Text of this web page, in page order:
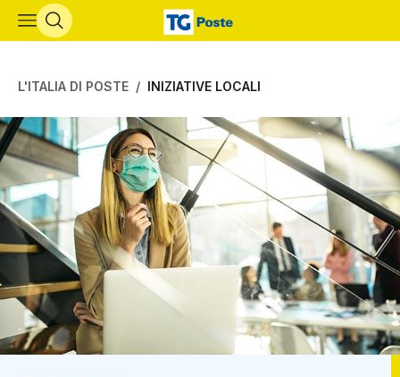
Vai al contenuto principale
L'ITALIA DI POSTE INIZIATIVE LOCALI